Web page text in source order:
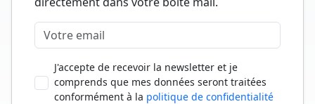
J'accepte de recevoir la newsletter et je
comprends que mes données seront traitées
conformément à la politique de confidentialité